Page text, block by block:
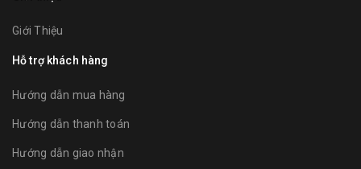
Giới Thiệu
Hỗ trợ khách hàng
Hướng dẫn mua hàng
Hướng dẫn thanh toán
Hướng dẫn giao nhận